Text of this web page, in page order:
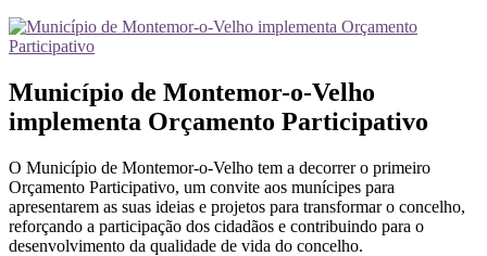
Município de Montemor-o-Velho
implementa Orçamento Participativo
O Município de Montemor-o-Velho tem a decorrer o primeiro
Orçamento Participativo, um convite aos munícipes para
apresentarem as suas ideias e projetos para transformar o concelho,
reforçando a participação dos cidadãos e contribuindo para o
desenvolvimento da qualidade de vida do concelho.